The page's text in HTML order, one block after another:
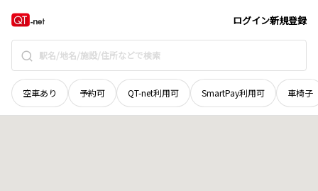
ログイン新規登録
空車あり 予約可 QT-net利用可 SmartPay利用可 車椅子
岡山県